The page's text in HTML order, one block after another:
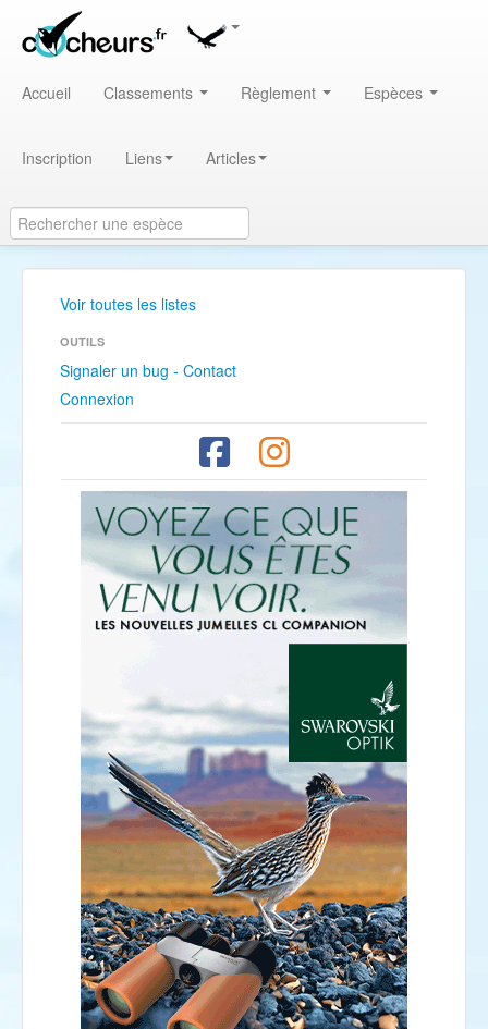
Accueil Classements Règlement Espèces
Inscription Liens Articles
Voir toutes les listes
OUTILS
Signaler un bug - Contact
Connexion